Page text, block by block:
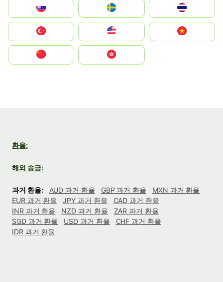
United States
中國香港特別行政區
환율:
해외 송금:
과거 환율: AUD 과거 환율 GBP 과거 환율
MXN 과거 환율
EUR 과거 환율
JPY 과거 환율
CAD 과거 환율
INR 과거 환율
NZD 과거 환율
ZAR 과거 환율
SGD 과거 환율
USD 과거 환율
CHF 과거 환율
IDR 과거 환율